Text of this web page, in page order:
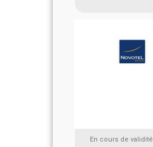
En cours de validité